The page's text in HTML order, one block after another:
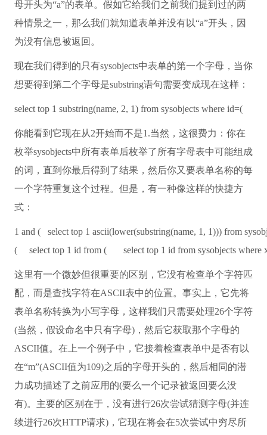
母开头为“a”的表单。假如它给我们之前我们提到过的两
种情景之一，那么我们就知道表单并没有以“a”开头，因
为没有信息被返回。
现在我们得到的只有sysobjects中表单的第一个字母，当你
想要得到第二个字母是substring语句需要变成现在这样：
select top1 substring(name, 2, 1) fromsysobjects whereid=(
你能看到它现在从2开始而不是1.当然，这很费力：你在
枚举sysobjects中所有表单后枚举了所有字母表中可能组成
的词，直到你最后得到了结果，然后你又要表单名称的每
一个字符重复这个过程。但是，有一种像这样的快捷方
式：
1 and ( select top1 ascii(lower(substring(name, 1, 1))) from
( select top1 id from( select top1 id fromsysobjects where
这里有一个微妙但很重要的区别，它没有检查单个字符匹
配，而是查找字符在ASCII表中的位置。事实上，它先将
表单名称转换为小写字母，这样我们只需要处理26个字符
(当然，假设命名中只有字母)，然后它获取那个字母的
ASCII值。在上一个例子中，它接着检查表单中是否有以
在“m”(ASCII值为109)之后的字母开头的，然后相同的潜
力成功描述了之前应用的(要么一个记录被返回要么没
有)。主要的区别在于，没有进行26次尝试猜测字母(并连
续进行26次HTTP请求)，它现在将会在5次尝试中穷尽所